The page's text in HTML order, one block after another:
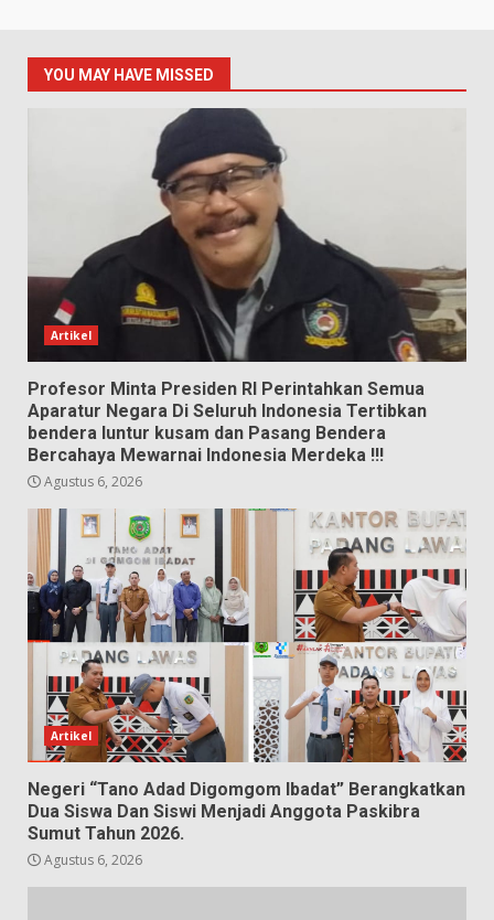
YOU MAY HAVE MISSED
Artikel
Profesor Minta Presiden RI Perintahkan Semua
Aparatur Negara Di Seluruh Indonesia Tertibkan
bendera luntur kusam dan Pasang Bendera
Bercahaya Mewarnai Indonesia Merdeka !!!
Agustus 6, 2026
Artikel
Negeri “Tano Adad Digomgom Ibadat” Berangkatkan
Dua Siswa Dan Siswi Menjadi Anggota Paskibra
Sumut Tahun 2026.
Agustus 6, 2026